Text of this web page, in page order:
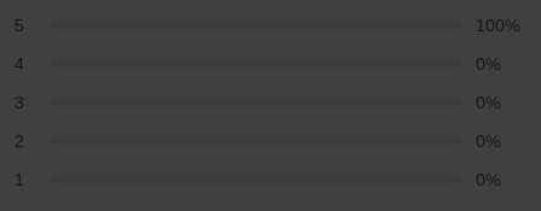
5
100%
4
0%
3
0%
2
0%
1
0%